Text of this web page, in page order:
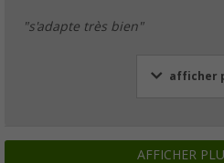
"s'adapte très bien"
afficher
AFFICHER